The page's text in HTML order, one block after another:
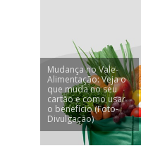
Mudança no Vale-
Alimentação: Veja o
que muda no seu
cartão e como usar
o benefício (Foto-
Divulgação)